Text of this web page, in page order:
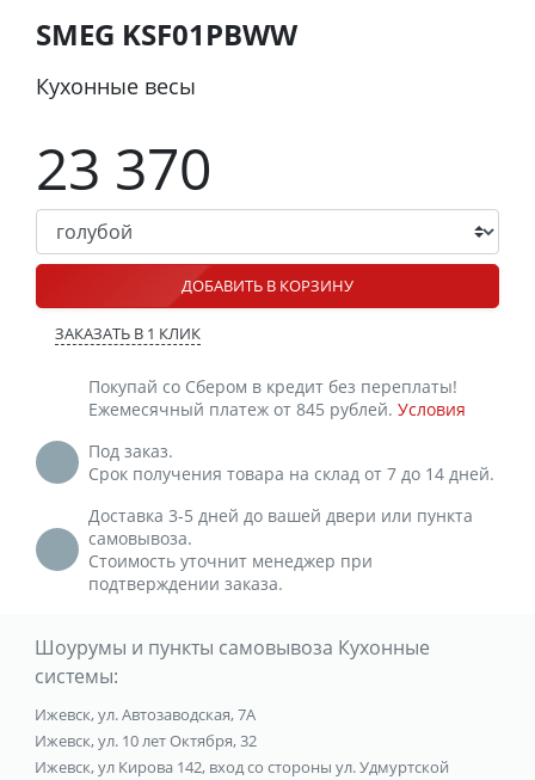
SMEG KSF01PBWW
Кухонные весы
23 370
ДОБАВИТЬ В КОРЗИНУ
ЗАКАЗАТЬ В 1 КЛИК
Покупай со Сбером в кредит без переплаты!
Ежемесячный платеж от 845 рублей. Условия
Под заказ.
Срок получения товара на склад от 7 до 14 дней.
Доставка 3-5 дней до вашей двери или пункта
самовывоза.
Стоимость уточнит менеджер при
подтверждении заказа.
Шоурумы и пункты самовывоза Кухонные
системы:
Ижевск, ул. Автозаводская, 7А
Ижевск, ул. 10 лет Октября, 32
Ижевск, ул Кирова 142, вход со стороны ул. Удмуртской